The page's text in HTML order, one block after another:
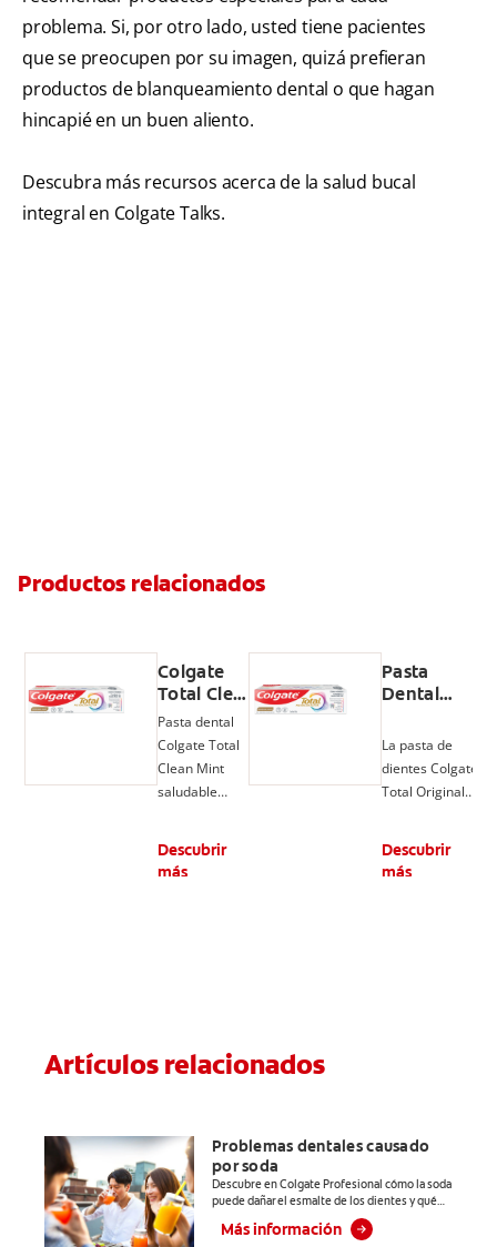
problema. Si, por otro lado, usted tiene pacientes
que se preocupen por su imagen, quizá prefieran
productos de blanqueamiento dental o que hagan
hincapié en un buen aliento.
Descubra más recursos acerca de la salud bucal
integral en Colgate Talks.
Productos relacionados
Colgate
Total Clean
Mint, Pasta
Dental,
Prevención
Activa
Pasta dental
Colgate Total
Clean Mint
saludable
completo por
Descubrir
más
Pasta
Dental
Total
Original
Mint
La pasta de
dientes Colgate
Total Original
poderosa,
antibacterial* y
limpieza dental.
*Con el
Descubrir
más
Artículos relacionados
Problemas dentales causado
por soda
Descubre en Colgate Profesional cómo la soda
puede dañar el esmalte de los dientes y qué
hacer para disminuir su consumo para un buen
cuidado bucal. Entra.
Más información